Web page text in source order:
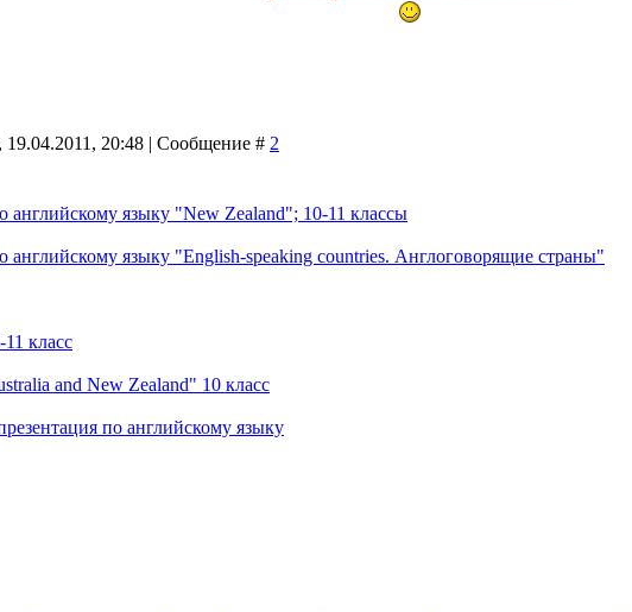
19.04.2011, 20:48 | Сообщение # 2
английскому языку "New Zealand"; 10-11 классы
английскому языку "English-speaking countries. Англоговорящие страны"
класс
and New Zealand" 10 класс
по английскому языку